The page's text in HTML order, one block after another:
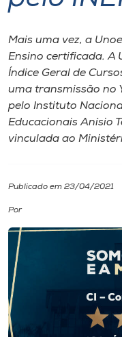
A
I.nova
Cultura
CPA
Biblioteca
Editora
Mais uma vez, a
Ensino certificada. A
Índice Geral de
uma transmissão no
pelo Instituto
Educacionais Anísio
vinculada ao
Publicado em 23/04/2021
Por